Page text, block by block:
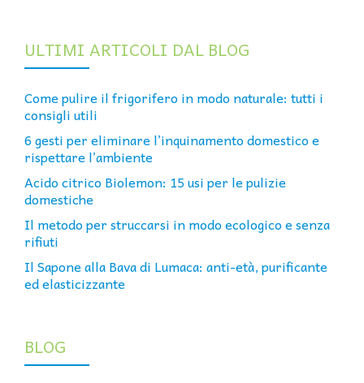
ULTIMI ARTICOLI DAL BLOG
Come pulire il frigorifero in modo naturale: tutti i
consigli utili
6 gesti per eliminare l’inquinamento domestico e
rispettare l’ambiente
Acido citrico Biolemon: 15 usi per le pulizie
domestiche
Il metodo per struccarsi in modo ecologico e senza
rifiuti
Il Sapone alla Bava di Lumaca: anti-età, purificante
ed elasticizzante
BLOG